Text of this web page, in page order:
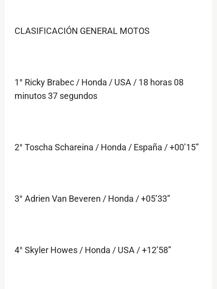
CLASIFICACIÓN GENERAL MOTOS
1° Ricky Brabec / Honda / USA / 18 horas 08
minutos 37 segundos
2° Toscha Schareina / Honda / España / +00’15”
3° Adrien Van Beveren / Honda / +05’33”
4° Skyler Howes / Honda / USA / +12’58”